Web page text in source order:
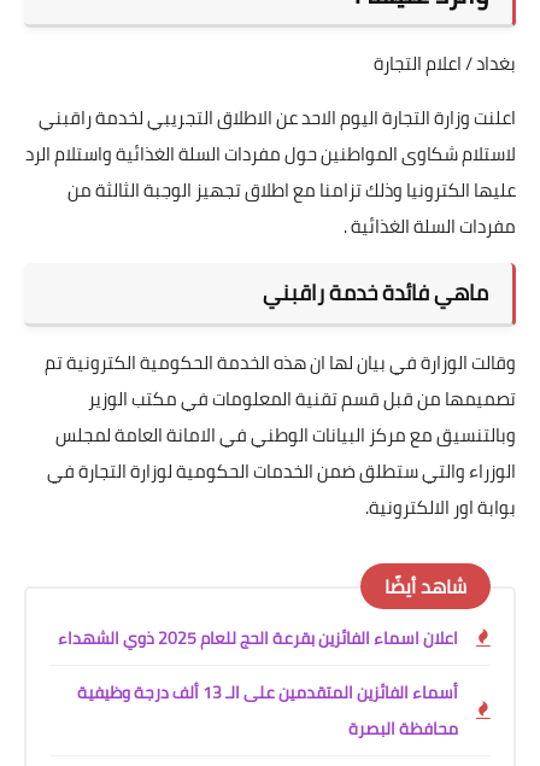
بغداد / اعلام التجارة
اعلنت وزارة التجارة اليوم الاحد عن الاطلاق التجريبي لخدمة راقبني
لاستلام شكاوى المواطنين حول مفردات السلة الغذائية واستلام الرد
عليها الكترونيا وذلك تزامنا مع اطلاق تجهيز الوجبة الثالثة من
مفردات السلة الغذائية .
ماهي فائدة خدمة راقبني
وقالت الوزارة في بيان لها ان هذه الخدمة الحكومية الكترونية تم
تصميمها من قبل قسم تقنية المعلومات في مكتب الوزير
وبالتنسيق مع مركز البيانات الوطني في الامانة العامة لمجلس
الوزراء والتي ستطلق ضمن الخدمات الحكومية لوزارة التجارة في
بوابة اور الالكترونية.
شاهد أيضًا
اعلان اسماء الفائزين بقرعة الحج للعام 2025 ذوي الشهداء
أسماء الفائزين المتقدمين على الـ 13 ألف درجة وظيفية
محافظة البصرة